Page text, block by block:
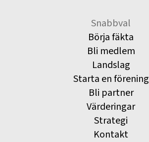
Snabbval
Börja fäkta
Bli medlem
Landslag
Starta en förening
Bli partner
Värderingar
Strategi
Kontakt